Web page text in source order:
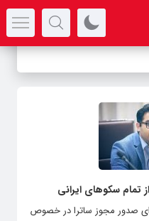
سکوهای ایرانی
صدور مجوز ساترا در خصوص